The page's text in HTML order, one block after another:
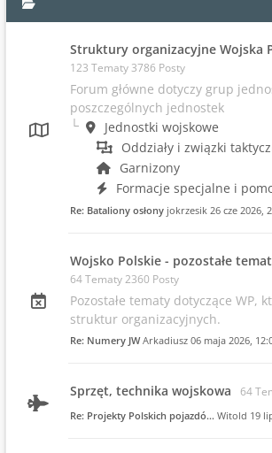
Struktury organizacyjne Wojska
123 Tematy 3786 Posty
Forum główne dotyczy grup
poszczególnych jednostek
Jednostki wojskowe
Oddziały i związki
Garnizony
Formacje specjalne i
Re: Bataliony osłony jokrzesik 26 cze 2026,
Wojsko Polskie - pozostałe
64 Tematy 2360 Posty
Pozostałe tematy dotyczące WP,
struktur organizacyjnych.
Re: Numery JW Arkadiusz 06 maja 2026,
Sprzęt, technika wojskowa 64
Re: Projekty Polskich pojazdó… Witold 19